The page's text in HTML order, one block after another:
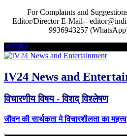
For Complaints and
Editor/Director E-Mail--
9936943257
MENU
IV24 News and
विचारणीय विषय - विशद् विश्लेषण
जीवन की सार्थकता मे विचारशीलता का महत्त्व